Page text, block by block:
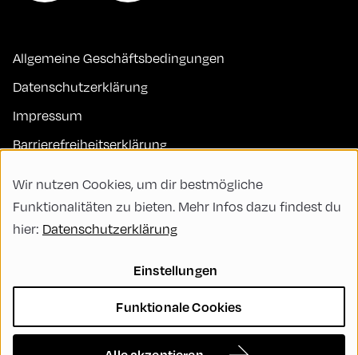
Allgemeine Geschäftsbedingungen
Datenschutzerklärung
Impressum
Barrierefreiheitserklärung
FAQs
Code of Conduct
Nachhaltigkeit
Vielfalt, Gleichberechtigung und Inklusion
Wir nutzen Cookies, um dir bestmögliche
Funktionalitäten zu bieten. Mehr Infos dazu findest du
hier: Datenschutzerklärung
Einstellungen
Funktionale Cookies